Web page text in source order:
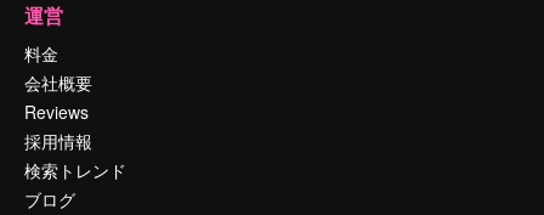
運営
料金
会社概要
Reviews
採用情報
検索トレンド
ブログ